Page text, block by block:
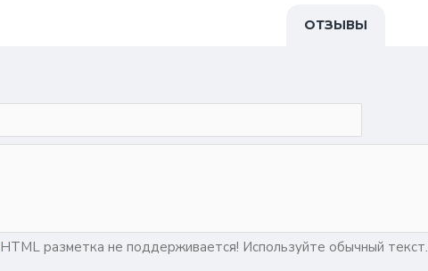
ОТЗЫВЫ
HTML разметка не поддерживается! Используйте обычный текст.